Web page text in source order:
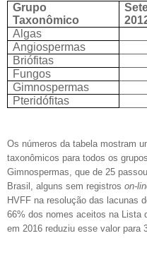
Grupo
Taxonômico
Algas
Angiospermas
Briófitas
Fungos
Gimnospermas
Pteridófitas
Os números da tabela mostram
taxonômicos para todos os
Gimnospermas, que de 25
Brasil, alguns sem registros on-
HVFF na resolução das lacunas
66% dos nomes aceitos na Lista
em 2016 reduziu esse valor para